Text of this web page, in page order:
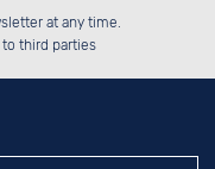
number in the
hand field.
at any time.
third parties